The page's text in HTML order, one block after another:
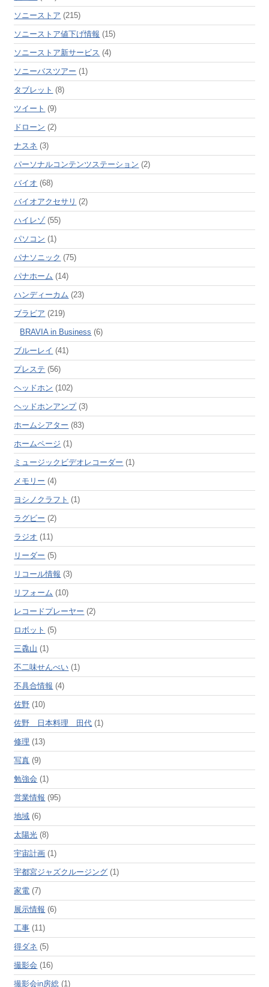
ソニーストア (215)
ソニーストア値下げ情報 (15)
ソニーストア新サービス (4)
ソニーバスツアー (1)
タブレット (8)
ツイート (9)
ドローン (2)
ナスネ (3)
パーソナルコンテンツステーション (2)
バイオ (68)
バイオアクセサリ (2)
ハイレゾ(55)
パソコン (1)
パナソニック (75)
パナホーム (14)
ハンディーカム (23)
ブラビア (219)
BRAVIA in Business (6)
ブルーレイ (41)
プレステ (56)
ヘッドホン (102)
ヘッドホンアンプ(3)
ホームシアター (83)
ホームページ (1)
ミュージックビデオレコーダー (1)
メモリー (4)
ヨシノクラフト (1)
ラグビー (2)
ラジオ (11)
リーダー (5)
リコール情報 (3)
リフォーム (10)
レコードプレーヤー (2)
ロボット (5)
三毳山 (1)
不二味せんべい (1)
不具合情報 (4)
佐野 (10)
佐野 日本料理 田代 (1)
修理 (13)
写真 (9)
勉強会 (1)
営業情報 (95)
地域 (6)
太陽光 (8)
宇宙計画 (1)
宇都宮ジャズクルージング (1)
家電 (7)
展示情報 (6)
工事 (11)
得ダネ (5)
撮影会 (16)
撮影会in房総 (1)